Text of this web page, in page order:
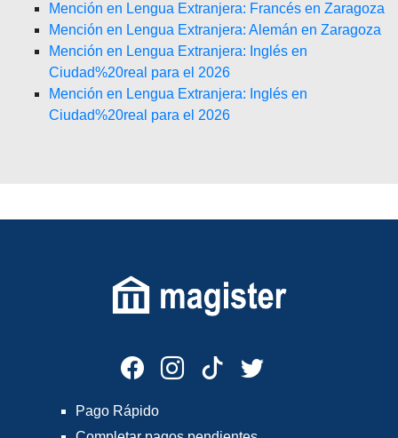
Mención en Lengua Extranjera: Francés en Zaragoza
Mención en Lengua Extranjera: Alemán en Zaragoza
Mención en Lengua Extranjera: Inglés en
Ciudad%20real para el 2026
Mención en Lengua Extranjera: Inglés en
Ciudad%20real para el 2026
Pago Rápido